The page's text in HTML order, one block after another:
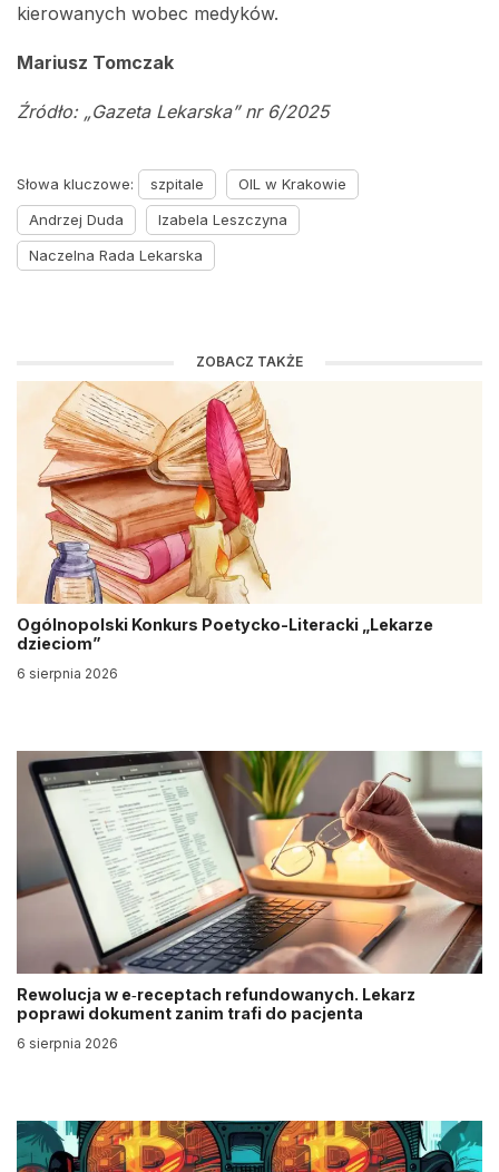
kierowanych wobec medyków.
Mariusz Tomczak
Źródło: „Gazeta Lekarska” nr 6/2025
Słowa kluczowe: szpitale
OIL w Krakowie
Andrzej Duda
Izabela Leszczyna
Naczelna Rada Lekarska
ZOBACZ TAKŻE
Ogólnopolski Konkurs Poetycko-Literacki „Lekarze
dzieciom”
6 sierpnia 2026
Rewolucja w e‑receptach refundowanych. Lekarz
poprawi dokument zanim trafi do pacjenta
6 sierpnia 2026